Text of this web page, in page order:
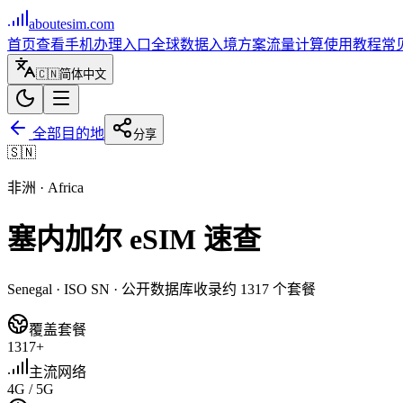
aboutesim.com
首页查看手机办理入口全球数据入境方案流量计算使用教程常
🇨🇳简体中文
全部目的地 分享
🇸🇳
非洲 · Africa
塞内加尔 eSIM 速查
Senegal · ISO SN · 公开数据库收录约 1317 个套餐
覆盖套餐
1317+
主流网络
4G / 5G